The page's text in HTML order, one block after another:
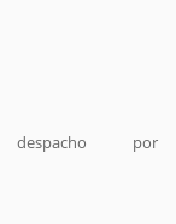
por